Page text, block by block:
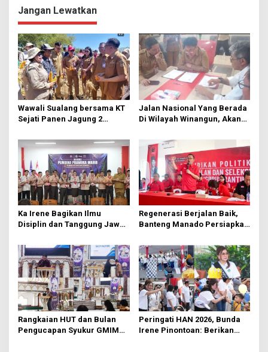
g
a
s
i
p
o
s
Jangan Lewatkan
Wawali Sualang bersama KT
Sejati Panen Jagung 2
Jalan Nasional Yang Berada
Di Wilayah Winangun, Akan
Ka Irene Bagikan Ilmu
Disiplin dan Tanggung Jawab
Manado
Regenerasi Berjalan Baik,
Banteng Manado Persiapkan
Rumput
Rangkaian HUT dan Bulan
Pengucapan Syukur GMIM
Peringati HAN 2026, Bunda
Irene Pinontoan: Berikan